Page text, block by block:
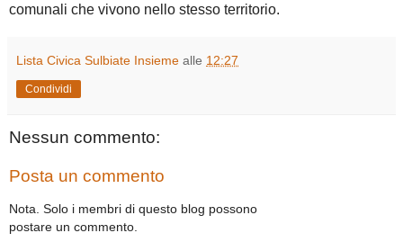
comunali che vivono nello stesso territorio.
Lista Civica Sulbiate Insieme alle 12:27
Condividi
Nessun commento:
Posta un commento
Nota. Solo i membri di questo blog possono
postare un commento.